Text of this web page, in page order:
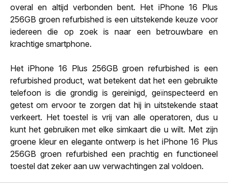
overal en altijd verbonden bent. Het iPhone 16 Plus
256GB groen refurbished is een uitstekende keuze voor
iedereen die op zoek is naar een betrouwbare en
krachtige smartphone.
Het iPhone 16 Plus 256GB groen refurbished is een
refurbished product, wat betekent dat het een gebruikte
telefoon is die grondig is gereinigd, geïnspecteerd en
getest om ervoor te zorgen dat hij in uitstekende staat
verkeert. Het toestel is vrij van alle operatoren, dus u
kunt het gebruiken met elke simkaart die u wilt. Met zijn
groene kleur en elegante ontwerp is het iPhone 16 Plus
256GB groen refurbished een prachtig en functioneel
toestel dat zeker aan uw verwachtingen zal voldoen.